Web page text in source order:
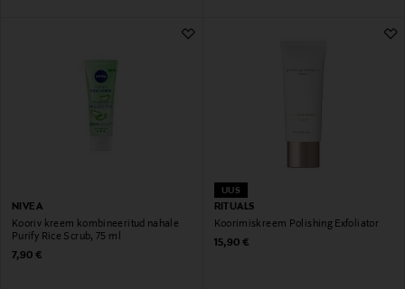
NIVEA
Kooriv kreem kombineeritud nahale
Purify Rice Scrub, 75 ml
Original Price
7,90 €
UUS
RITUALS
Koorimiskreem Polishing Exfoliator
Original Price
15,90 €